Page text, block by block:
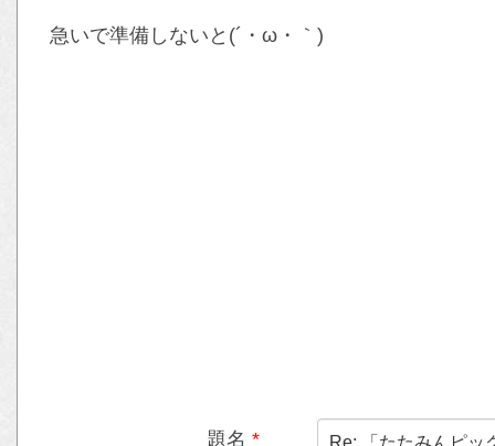
急いで準備しないと(´・ω・｀)
題名 *